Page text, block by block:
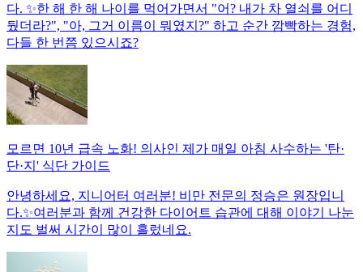
다. ✨한 해 한 해 나이를 먹어가면서 "어? 내가 차 열쇠를 어디
뒀더라?", "아, 그거 이름이 뭐였지?" 하고 순간 깜빡하는 경험,
다들 한 번쯤 있으시죠?
모르면 10년 급속 노화! 의사인 제가 매일 아침 사수하는 '탄·
단·지' 식단 가이드
안녕하세요, 지니어터 여러분! 비만 전문의 정승은 원장입니
다.✨여러분과 함께 건강한 다이어트 습관에 대해 이야기 나눈
지도 벌써 시간이 많이 흘렀네요.